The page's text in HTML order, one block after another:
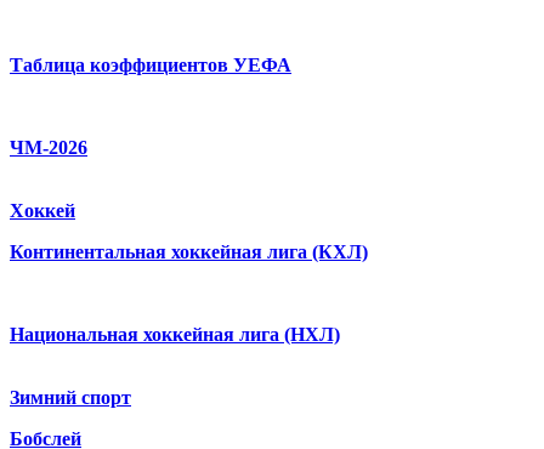
Таблица коэффициентов УЕФА
ЧМ-2026
Хоккей
Континентальная хоккейная лига (КХЛ)
Национальная хоккейная лига (НХЛ)
Зимний спорт
Бобслей